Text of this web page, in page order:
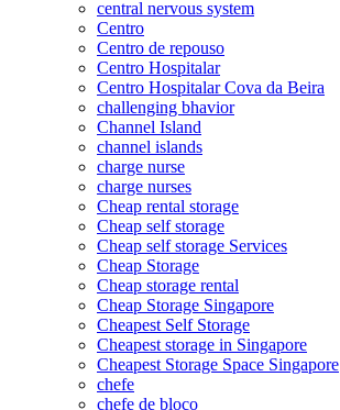
central nervous system
Centro
Centro de repouso
Centro Hospitalar
Centro Hospitalar Cova da Beira
challenging bhavior
Channel Island
channel islands
charge nurse
charge nurses
Cheap rental storage
Cheap self storage
Cheap self storage Services
Cheap Storage
Cheap storage rental
Cheap Storage Singapore
Cheapest Self Storage
Cheapest storage in Singapore
Cheapest Storage Space Singapore
chefe
chefe de bloco